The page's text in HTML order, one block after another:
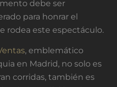
debe ser
para honrar el
rodea este espectáculo.
, emblemático
en Madrid, no solo es
corridas, también es